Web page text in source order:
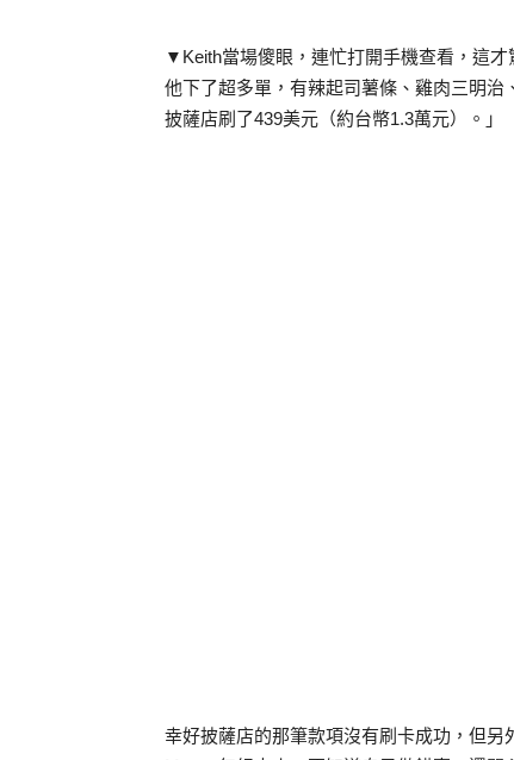
▼Keith當場傻眼，連忙打開手機查看，這
他下了超多單，有辣起司薯條、雞肉三明
披薩店刷了439美元（約台幣1.3萬元）。」
幸好披薩店的那筆款項沒有刷卡成功，但另